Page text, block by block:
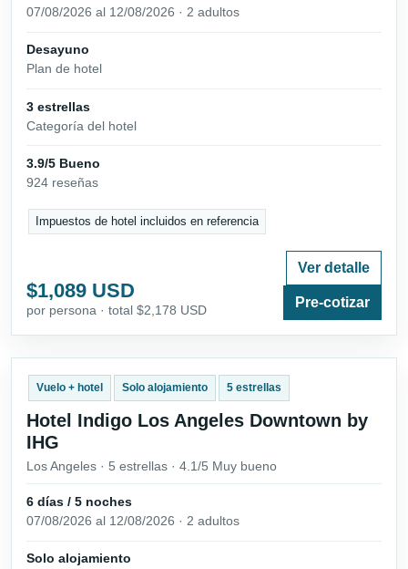
07/08/2026 al 12/08/2026 · 2 adultos
Desayuno
Plan de hotel
3 estrellas
Categoría del hotel
3.9/5 Bueno
924 reseñas
Impuestos de hotel incluidos en referencia
$1,089 USD
por persona · total $2,178 USD
Ver detalle
Pre-cotizar
Vuelo + hotel Solo alojamiento 5 estrellas
Hotel Indigo Los Angeles Downtown by
IHG
Los Angeles · 5 estrellas · 4.1/5 Muy bueno
6 días / 5 noches
07/08/2026 al 12/08/2026 · 2 adultos
Solo alojamiento